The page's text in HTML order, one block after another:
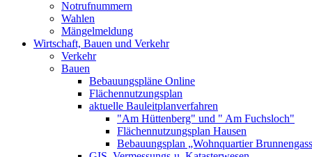
Notrufnummern
Wahlen
Mängelmeldung
Wirtschaft, Bauen und Verkehr
Verkehr
Bauen
Bebauungspläne Online
Flächennutzungsplan
aktuelle Bauleitplanverfahren
"Am Hüttenberg" und " Am Fuchsloch"
Flächennutzungsplan Hausen
Bebauungsplan „Wohnquartier